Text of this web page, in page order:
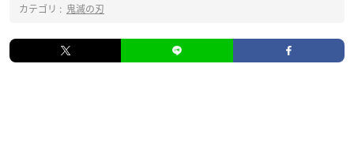
カテゴリ : 鬼滅の刃